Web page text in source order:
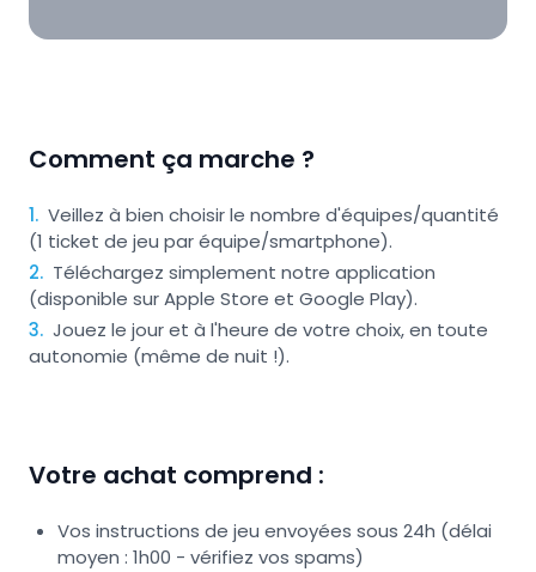
Comment ça marche ?
1. Veillez à bien choisir le nombre d'équipes/quantité
(1 ticket de jeu par équipe/smartphone).
2. Téléchargez simplement notre application
(disponible sur Apple Store et Google Play).
3. Jouez le jour et à l'heure de votre choix, en toute
autonomie (même de nuit !).
Votre achat comprend :
Vos instructions de jeu envoyées sous 24h (délai
moyen : 1h00 - vérifiez vos spams)